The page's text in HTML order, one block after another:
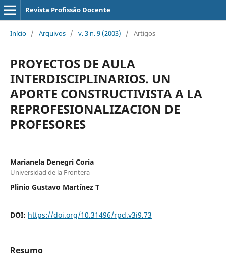
Revista Profissão Docente
Início / Arquivos / v. 3 n. 9 (2003) / Artigos
PROYECTOS DE AULA
INTERDISCIPLINARIOS. UN
APORTE CONSTRUCTIVISTA A LA
REPROFESIONALIZACION DE
PROFESORES
Marianela Denegri Coria
Universidad de la Frontera
Plinio Gustavo Martínez T
DOI: https://doi.org/10.31496/rpd.v3i9.73
Resumo